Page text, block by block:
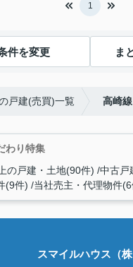
1
件を変更 ま
戸建(売買)一覧 高崎
わり特集
の戸建・土地(90件) 中古戸
(9件) 当社売主・代理物件
スマイルハウス（株